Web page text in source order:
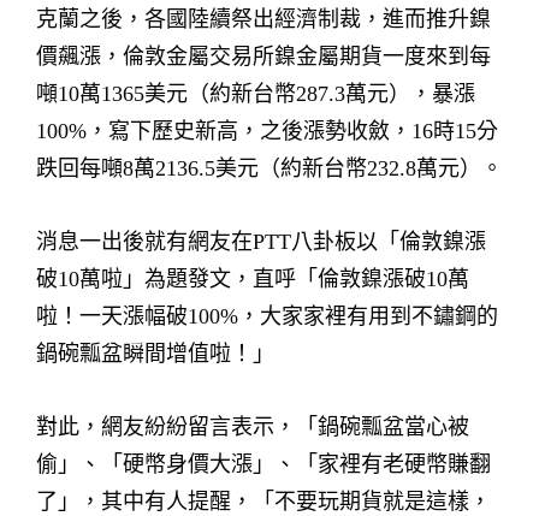
克蘭之後，各國陸續祭出經濟制裁，進而推升鎳
價飆漲，倫敦金屬交易所鎳金屬期貨一度來到每
噸10萬1365美元（約新台幣287.3萬元），暴漲
100%，寫下歷史新高，之後漲勢收斂，16時15分
跌回每噸8萬2136.5美元（約新台幣232.8萬元）。
消息一出後就有網友在PTT八卦板以「倫敦鎳漲
破10萬啦」為題發文，直呼「倫敦鎳漲破10萬
啦！一天漲幅破100%，大家家裡有用到不鏽鋼的
鍋碗瓢盆瞬間增值啦！」
對此，網友紛紛留言表示，「鍋碗瓢盆當心被
偷」、「硬幣身價大漲」、「家裡有老硬幣賺翻
了」，其中有人提醒，「不要玩期貨就是這樣，